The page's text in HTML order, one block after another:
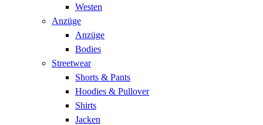
Westen
Anzüge
Anzüge
Bodies
Streetwear
Shorts & Pants
Hoodies & Pullover
Shirts
Jacken